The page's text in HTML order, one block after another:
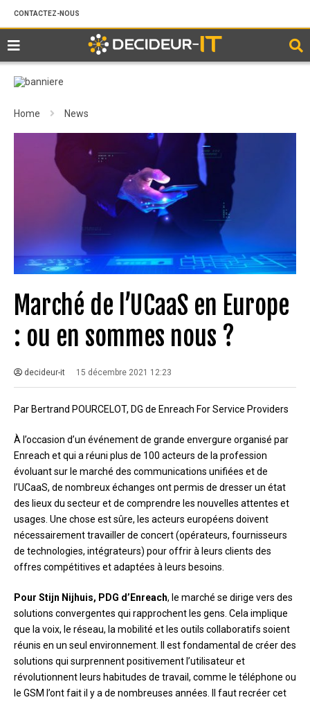
CONTACTEZ-NOUS
Home News
Marché de l’UCaaS en Europe
: ou en sommes nous ?
decideur-it 15 décembre 2021 12:23
Par Bertrand POURCELOT, DG de Enreach For Service Providers
À l’occasion d’un événement de grande envergure organisé par
Enreach et qui a réuni plus de 100 acteurs de la profession
évoluant sur le marché des communications unifiées et de
l’UCaaS, de nombreux échanges ont permis de dresser un état
des lieux du secteur et de comprendre les nouvelles attentes et
usages. Une chose est sûre, les acteurs européens doivent
nécessairement travailler de concert (opérateurs, fournisseurs
de technologies, intégrateurs) pour offrir à leurs clients des
offres compétitives et adaptées à leurs besoins.
Pour Stijn Nijhuis, PDG d’Enreach, le marché se dirige vers des
solutions convergentes qui rapprochent les gens. Cela implique
que la voix, le réseau, la mobilité et les outils collaboratifs soient
réunis en un seul environnement. Il est fondamental de créer des
solutions qui surprennent positivement l’utilisateur et
révolutionnent leurs habitudes de travail, comme le téléphone ou
le GSM l’ont fait il y a de nombreuses années. Il faut recréer cet